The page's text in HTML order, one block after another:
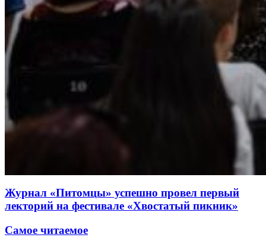
Журнал «Питомцы» успешно провел первый
лекторий на фестивале «Хвостатый пикник»
Самое читаемое